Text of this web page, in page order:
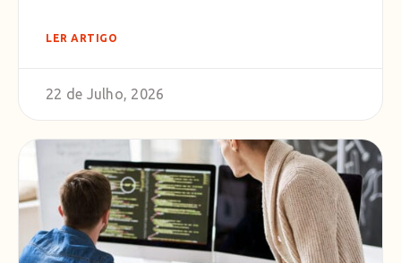
LER ARTIGO
22 de Julho, 2026